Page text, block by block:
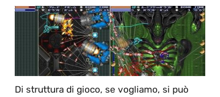
Di struttura di gioco, se vogliamo, si può